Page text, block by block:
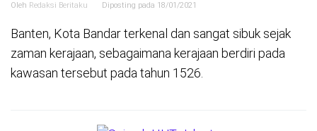
Oleh Redaksi Beritaku Diposting pada 18/01/2021
Banten, Kota Bandar terkenal dan sangat sibuk sejak
zaman kerajaan, sebagaimana kerajaan berdiri pada
kawasan tersebut pada tahun 1526.